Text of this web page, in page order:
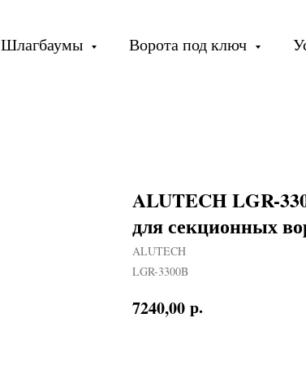
Шлагбаумы Ворота под ключ
ALUTECH LGR-
для секционных
ALUTECH
LGR-3300B
7240,00 р.